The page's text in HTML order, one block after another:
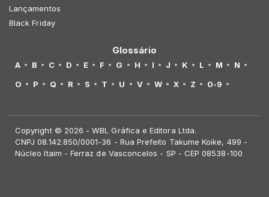
Lançamentos
Black Friday
Glossário
A B C D E F G H I J K L M
N
O
P Q R S T U V W X Z 0-9
Copyright © 2026 - WBL Gráfica e Editora Ltda.
CNPJ 08.142.850/0001-36 - Rua Prefeito Takume Koike, 499 -
Núcleo Itaim - Ferraz de Vasconcelos - SP - CEP 08538-100